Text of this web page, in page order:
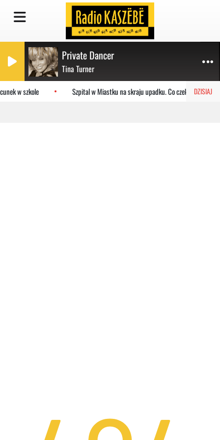
Private Dancer
Tina Turner
DZISIAJ
w szkole Szpital w Miastku na skraju upadku. Co czeka placówkę?